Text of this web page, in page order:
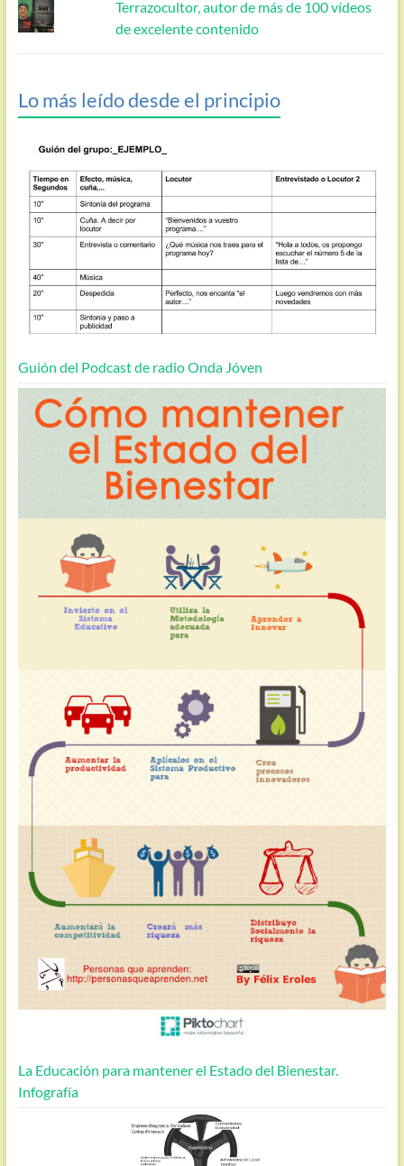
Terrazocultor, autor de más de 100 vídeos
de excelente contenido
Lo más leído desde el principio
Guión del Podcast de radio Onda Jóven
La Educación para mantener el Estado del Bienestar.
Infografía